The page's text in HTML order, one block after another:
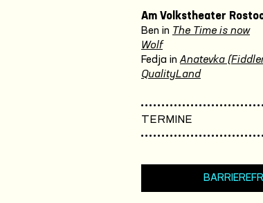
Am Volkstheater
Ben in The Time is now
Wolf
Fedja in Anatevka
QualityLand
TERMINE